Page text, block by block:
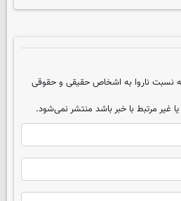
نسبت ناروا به اشخاص حقیقی و حقوقی
غیر مرتبط با خبر باشد منتشر نمی‌شود.